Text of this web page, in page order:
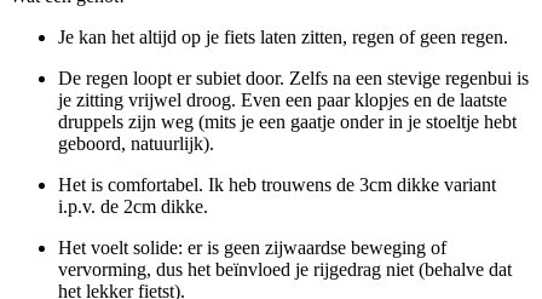
Je kan het altijd op je fiets laten zitten, regen of geen regen.
De regen loopt er subiet door. Zelfs na een stevige regenbui is
je zitting vrijwel droog. Even een paar klopjes en de laatste
druppels zijn weg (mits je een gaatje onder in je stoeltje hebt
geboord, natuurlijk).
Het is comfortabel. Ik heb trouwens de 3cm dikke variant
i.p.v. de 2cm dikke.
Het voelt solide: er is geen zijwaardse beweging of
vervorming, dus het beïnvloed je rijgedrag niet (behalve dat
het lekker fietst).